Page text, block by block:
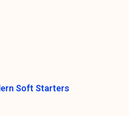
Soft Starters